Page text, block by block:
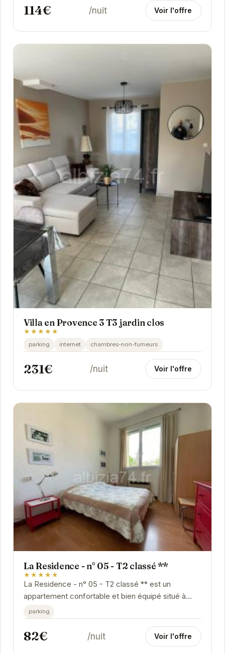
114€ /nuit Voir l'offre
Villa en Provence 3 T3 jardin clos
★★★★★
parking internet chambres-non-fumeurs
231€ /nuit Voir l'offre
La Residence - n° 05 - T2 classé **
★★★★★
La Residence - n° 05 - T2 classé ** est un
appartement confortable et bien équipé situé à
Gréoux-les-Bains. Profitez d'un séjour relaxant...
parking
82€ /nuit Voir l'offre